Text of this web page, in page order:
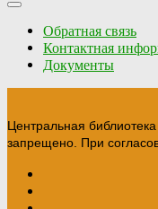
Обратная связь
Контактная
Документы
Центральная
запрещено. При